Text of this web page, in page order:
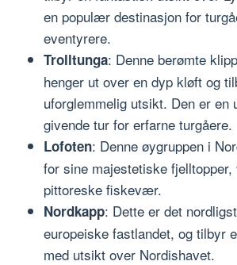
en populær destinasjon for
eventyrere.
Trolltunga: Denne berømte
henger ut over en dyp kløft og
uforglemmelig utsikt. Den er en
givende tur for erfarne turgåere.
Lofoten: Denne øygruppen i
for sine majestetiske
pittoreske fiskevær.
Nordkapp: Dette er det
europeiske fastlandet, og tilbyr
med utsikt over Nordishavet.